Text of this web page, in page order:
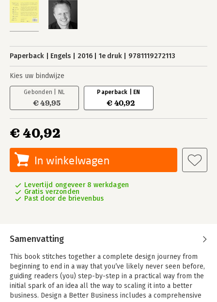
Paperback Engels 2016 1e druk 9781119272113
Kies uw bindwijze
Gebonden | NL
€ 49,95
Paperback | EN
€ 40,92
€ 40,92
In winkelwagen
Levertijd ongeveer 8 werkdagen
Gratis verzonden
Past door de brievenbus
Samenvatting
This book stitches together a complete design journey from
beginning to end in a way that you’ve likely never seen before,
guiding readers (you) step-by-step in a practical way from the
initial spark of an idea all the way to scaling it into a better
business. Design a Better Business includes a comprehensive